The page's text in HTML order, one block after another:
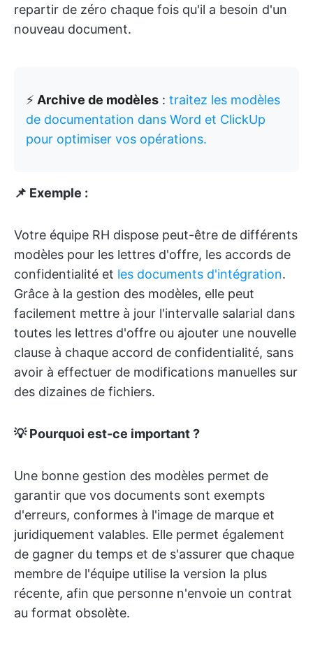
repartir de zéro chaque fois qu'il a besoin d'un
nouveau document.
⚡️ Archive de modèles : traitez les modèles
de documentation dans Word et ClickUp
pour optimiser vos opérations.
📌 Exemple :
Votre équipe RH dispose peut-être de différents
modèles pour les lettres d'offre, les accords de
confidentialité et les documents d'intégration.
Grâce à la gestion des modèles, elle peut
facilement mettre à jour l'intervalle salarial dans
toutes les lettres d'offre ou ajouter une nouvelle
clause à chaque accord de confidentialité, sans
avoir à effectuer de modifications manuelles sur
des dizaines de fichiers.
💡 Pourquoi est-ce important ?
Une bonne gestion des modèles permet de
garantir que vos documents sont exempts
d'erreurs, conformes à l'image de marque et
juridiquement valables. Elle permet également
de gagner du temps et de s'assurer que chaque
membre de l'équipe utilise la version la plus
récente, afin que personne n'envoie un contrat
au format obsolète.